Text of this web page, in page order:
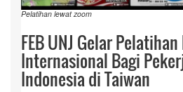
Pelatihan lewat zoom
FEB UNJ Gelar
Internasional Bagi
Indonesia di Taiwan